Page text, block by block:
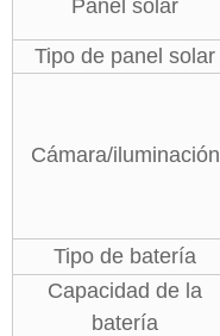
Panel solar
Tipo de panel solar
Cámara/iluminación
Tipo de batería
Capacidad de la
batería